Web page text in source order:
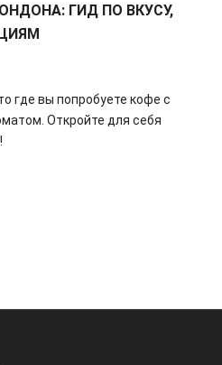
ГИД ПО ВКУСУ,
где вы попробуете кофе с
Откройте для себя